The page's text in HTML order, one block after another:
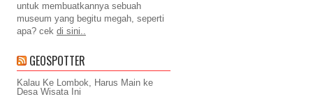
untuk membuatkannya sebuah
museum yang begitu megah, seperti
apa? cek di sini..
GEOSPOTTER
Kalau Ke Lombok, Harus Main ke
Desa Wisata Ini